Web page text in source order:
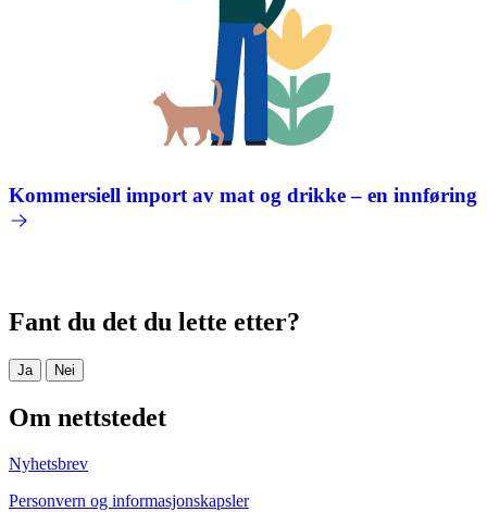
Kommersiell import av mat og drikke – en innføring
Fant du det du lette etter?
Ja Nei
Om nettstedet
Nyhetsbrev
Personvern og informasjonskapsler